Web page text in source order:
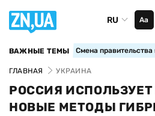
RU Аа
ВАЖНЫЕ ТЕМЫ Смена
ГЛАВНАЯ УКРАИНА
РОССИЯ
НОВЫЕ МЕТОДЫ